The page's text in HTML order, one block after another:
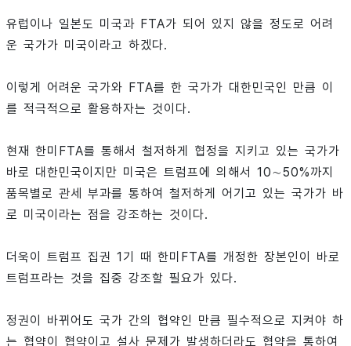
유럽이나 일본도 미국과 FTA가 되어 있지 않을 정도로 어려
운 국가가 미국이라고 하겠다.
이렇게 어려운 국가와 FTA를 한 국가가 대한민국인 만큼 이
를 적극적으로 활용하자는 것이다.
현재 한미FTA를 통해서 철저하게 협정을 지키고 있는 국가가
바로 대한민국이지만 미국은 트럼프에 의해서 10∼50%까지
품목별로 관세 부과를 통하여 철저하게 어기고 있는 국가가 바
로 미국이라는 점을 강조하는 것이다.
더욱이 트럼프 집권 1기 때 한미FTA를 개정한 장본인이 바로
트럼프라는 것을 집중 강조할 필요가 있다.
정권이 바뀌어도 국가 간의 협약인 만큼 필수적으로 지켜야 하
는 협약이 협약이고 설사 문제가 발생하더라도 협약을 통하여